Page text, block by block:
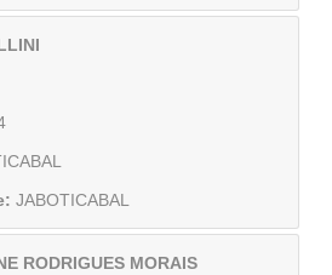
JABOTICABAL
RODRIGUES MORAIS